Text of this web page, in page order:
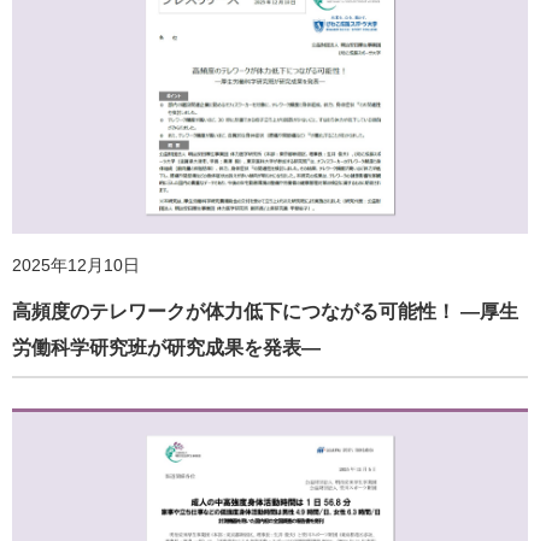
【明治安田厚生事業団×ＪＫＫ東京】高齢者の健康づくりと
コミュニティ形成に関する共同研究協定を締結
2025年12月10日
高頻度のテレワークが体力低下につながる可能性！ ―厚生
労働科学研究班が研究成果を発表―